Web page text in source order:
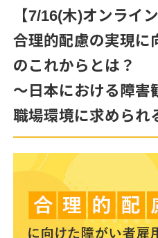
【7/16(木)オンライ
合理的配慮の実現に
のこれからとは？
～日本における障害
職場環境に求められ